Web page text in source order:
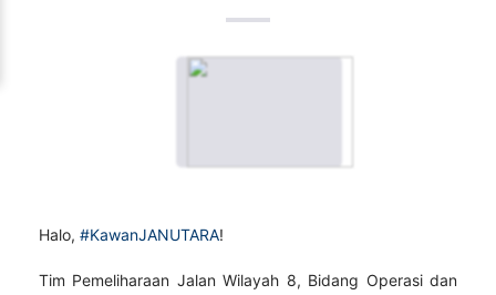
Halo, #KawanJANUTARA!
Tim Pemeliharaan Jalan Wilayah 8, Bidang Operasi dan